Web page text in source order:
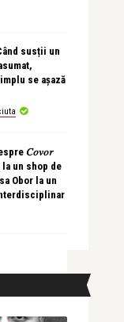
susții un
se așază
𝐶𝑜𝑣𝑜𝑟
la un shop de
Obor la un